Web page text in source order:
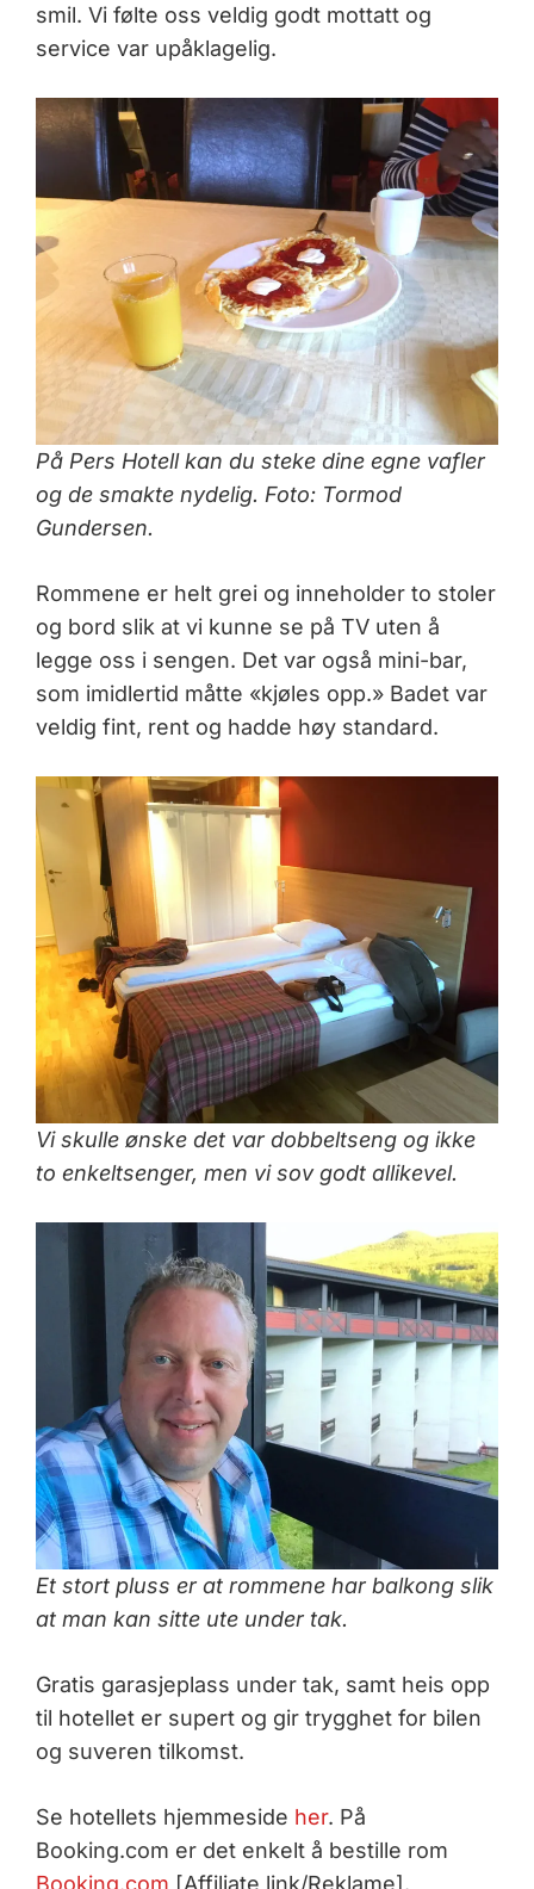
smil. Vi følte oss veldig godt mottatt og
service var upåklagelig.
På Pers Hotell kan du steke dine egne vafler
og de smakte nydelig. Foto: Tormod
Gundersen.
Rommene er helt grei og inneholder to stoler
og bord slik at vi kunne se på TV uten å
legge oss i sengen. Det var også mini-bar,
som imidlertid måtte «kjøles opp.» Badet var
veldig fint, rent og hadde høy standard.
Vi skulle ønske det var dobbeltseng og ikke
to enkeltsenger, men vi sov godt allikevel.
Et stort pluss er at rommene har balkong slik
at man kan sitte ute under tak.
Gratis garasjeplass under tak, samt heis opp
til hotellet er supert og gir trygghet for bilen
og suveren tilkomst.
Se hotellets hjemmeside her. På
Booking.com er det enkelt å bestille rom
Booking.com [Affiliate link/Reklame].